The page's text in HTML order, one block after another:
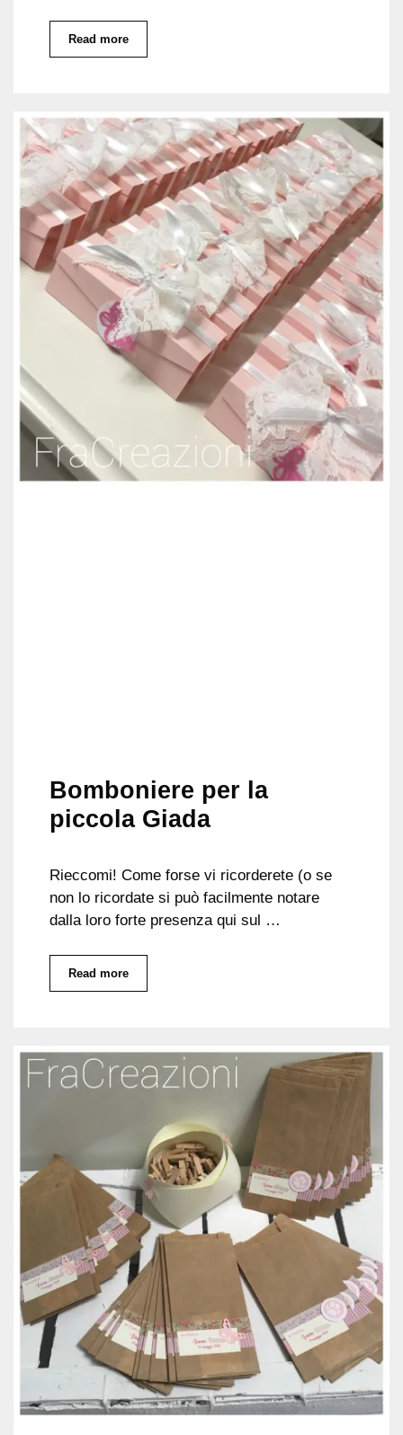
Read more
Bomboniere per la
piccola Giada
Rieccomi! Come forse vi ricorderete (o se
non lo ricordate si può facilmente notare
dalla loro forte presenza qui sul …
Read more